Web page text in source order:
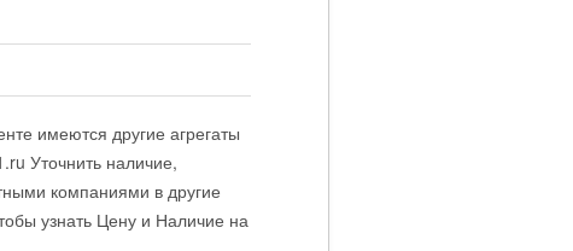
имеются другие агрегаты
Уточнить наличие,
компаниями в другие
узнать Цену и Наличие на